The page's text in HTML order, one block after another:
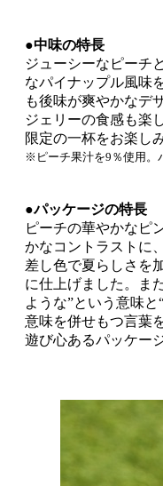
●中味の特長
ジューシーなピーチ
なパイナップル風味
も後味が爽やかなデ
ジェリーの食感も楽
限定の一杯をお楽し
※ピーチ果汁を9％使用。
●パッケージの特長
ピーチの華やかなピ
かなコントラストに
差し色で夏らしさを
に仕上げました。ま
ような”という意味
意味を併せもつ言葉
遊び心あるパッケー